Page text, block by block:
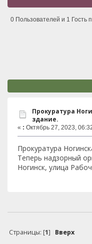
0 Пользователей и 1 Гость
Прокуратура
здание.
« : Октябрь 27, 2023,
Прокуратура
Теперь надзорный
Ногинск, улица
Страницы: [1] Вверх